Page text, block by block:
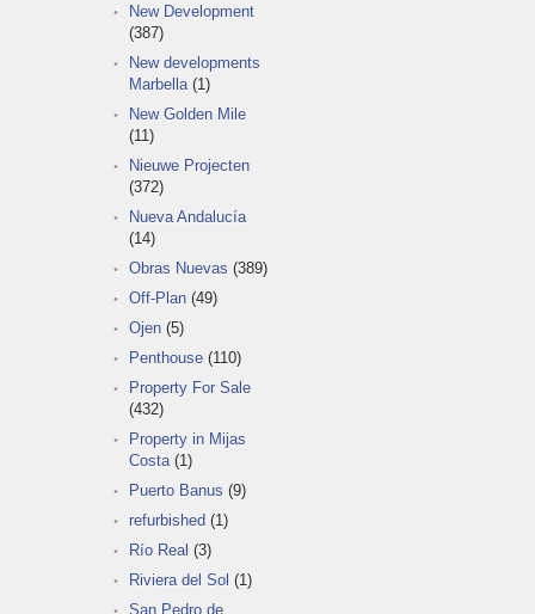
New Development
(387)
New developments
Marbella (1)
New Golden Mile
(11)
Nieuwe Projecten
(372)
Nueva Andalucía
(14)
Obras Nuevas (389)
Off-Plan (49)
Ojen (5)
Penthouse (110)
Property For Sale
(432)
Property in Mijas
Costa (1)
Puerto Banus (9)
refurbished (1)
Río Real (3)
Riviera del Sol (1)
San Pedro de